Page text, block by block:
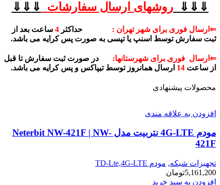
⇓⇓⇓روشهای ارسال سفارشات ⇓
⇓
⇓
⇐ارسال فوری برای شهر تهران : حداکثر 4 ساعت بعد از
ثبت سفارش توسط اسنپ یا تپسی به صورت پس کرایه می باشد.
⇐ارسال فوری برای شهرستانها: در صورت ثبت سفارش تا قبل
از ساعت 14 ارسال همانروز توسط تیپاکس و پس کرایه می باشد.
محصولات پیشنهادی
افزودن به علاقه مندی
مودم 4G-LTE نتربیت مدل Neterbit NW-421F | NW-
421F
تجهیزات شبکه, مودم TD-Lte,4G-LTE
5,161,200تومان
افزودن به سبد خرید